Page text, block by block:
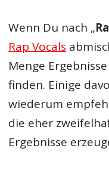
Wenn Du nach „
Rap Vocals
Menge
finden. Einige
wiederum
die eher
Ergebnisse